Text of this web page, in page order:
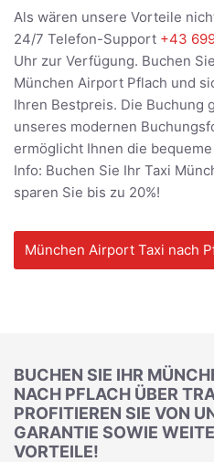
Als wären unsere Vorteile
24/7 Telefon-Support +43
Uhr zur Verfügung. Buchen
München Airport Pflach und
Ihren Bestpreis. Die Buchung
unseres modernen
ermöglicht Ihnen die
Info: Buchen Sie Ihr Taxi
sparen Sie bis zu 20%!
München Airport Taxi nach
BUCHEN SIE IHR
NACH PFLACH ÜBER
PROFITIEREN SIE VON
GARANTIE SOWIE
VORTEILE!